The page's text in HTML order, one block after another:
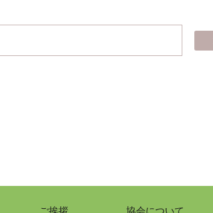
ご挨拶 協会について